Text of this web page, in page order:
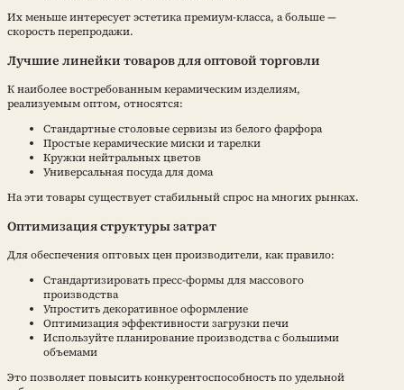
Их меньше интересует эстетика премиум-класса, а больше —
скорость перепродажи.
Лучшие линейки товаров для оптовой торговли
К наиболее востребованным керамическим изделиям,
реализуемым оптом, относятся:
Стандартные столовые сервизы из белого фарфора
Простые керамические миски и тарелки
Кружки нейтральных цветов
Универсальная посуда для дома
На эти товары существует стабильный спрос на многих рынках.
Оптимизация структуры затрат
Для обеспечения оптовых цен производители, как правило:
Стандартизировать пресс-формы для массового
производства
Упростить декоративное оформление
Оптимизация эффективности загрузки печи
Используйте планирование производства с большими
объемами
Это позволяет повысить конкурентоспособность по удельной